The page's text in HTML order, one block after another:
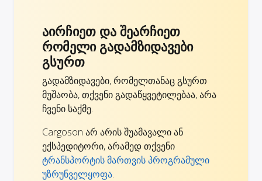
აირჩიეთ და შეარჩიეთ
რომელი გადამზიდავები
გსურთ
გადამზიდავები, რომელთანაც გსურთ
მუშაობა, თქვენი გადაწყვეტილებაა, არა
ჩვენი საქმე.
Cargoson არ არის შუამავალი ან
ექსპედიტორი, არამედ თქვენი
ტრანსპორტის მართვის პროგრამული
უზრუნველყოფა.